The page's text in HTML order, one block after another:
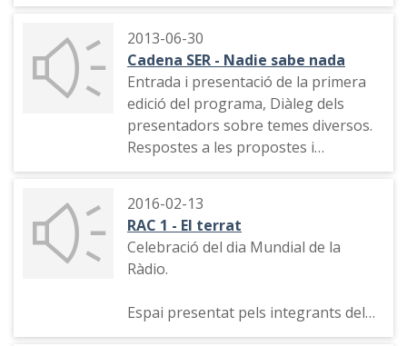
2013-06-30
Cadena SER - Nadie sabe nada
Entrada i presentació de la primera
edició del programa, Diàleg dels
presentadors sobre temes diversos.
Respostes a les propostes i
preguntes plantejades per
2016-02-13
RAC 1 - El terrat
Celebració del dia Mundial de la
Ràdio.
Espai presentat pels integrants del
Terrat de Ràdio Barcelona. Missatge